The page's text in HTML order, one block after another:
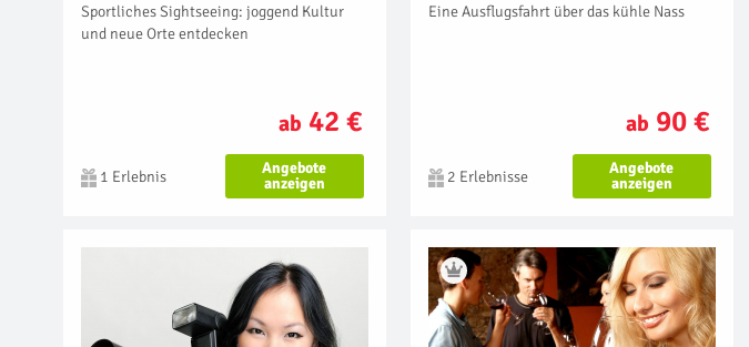
Sportliches Sightseeing: joggend Kultur
und neue Orte entdecken
ab 42 €
1 Erlebnis
Angebote
anzeigen
Eine Ausflugsfahrt über das kühle Nass
ab 90 €
2 Erlebnisse
Angebote
anzeigen